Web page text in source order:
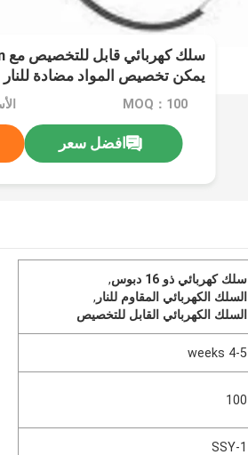
يمكن تخصيص المواد مضادة للنار
MOQ：100
افضل سعر
سلك كهربائي ذو 16 دبوس
,
السلك الكهربائي المقاوم للنار ,
السلك الكهربائي القابل للتخصيص
4-5 weeks
100
SSY-1